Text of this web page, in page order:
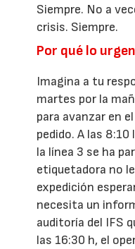
Siempre. No a
crisis. Siempre.
Por qué lo
Imagina a tu
martes por la
para avanzar en
pedido. A las
la línea 3 se ha
etiquetadora no
expedición
necesita un
auditoría del IFS
las 16:30 h, el